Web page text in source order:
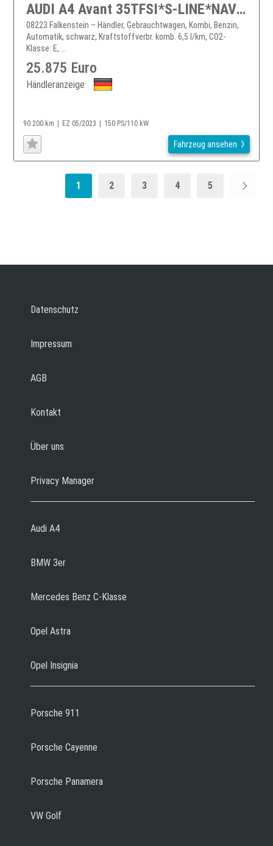
AUDI A4 Avant 35TFSI*S-LINE*NAV*LED*PANO*SITZH
08223 Falkenstein – Händler, Gebrauchtwagen, Kombi, Benzin,
Automatik, schwarz, Kraftstoffverbr. komb. 6,5 l/km, CO2-
Klasse: E, ...
25.875 Euro
Händleranzeige
90.200 km EZ 05/2023 150 PS/110 kW
Fahrzeug ansehen
1 2 3 4 5
Datenschutz
Impressum
AGB
Kontakt
Über uns
Privacy Manager
Audi A4
BMW 3er
Mercedes Benz C-Klasse
Opel Astra
Opel Insignia
Porsche 911
Porsche Cayenne
Porsche Panamera
VW Golf